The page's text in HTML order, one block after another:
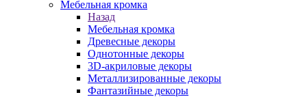
Мебельная кромка
Назад
Мебельная кромка
Древесные декоры
Однотонные декоры
3D-акриловые декоры
Металлизированные декоры
Фантазийные декоры